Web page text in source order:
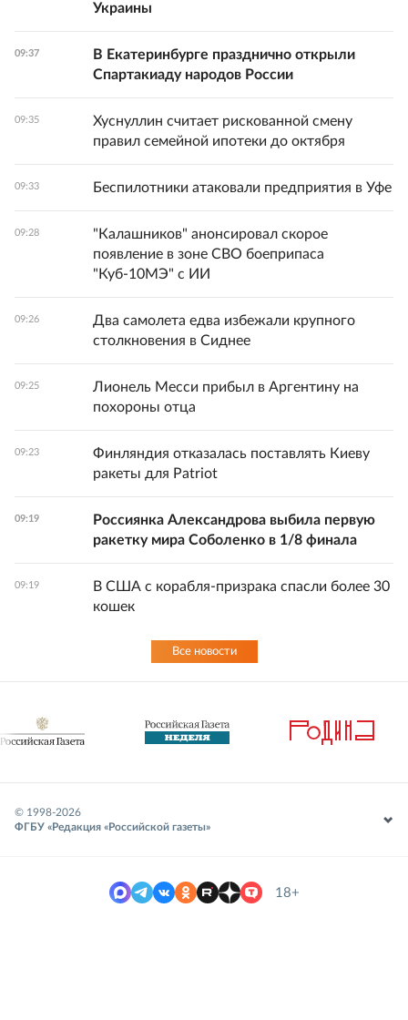
Украины
09:37
В Екатеринбурге празднично открыли
Спартакиаду народов России
09:35
Хуснуллин считает рискованной смену
правил семейной ипотеки до октября
09:33 Беспилотники атаковали предприятия в Уфе
09:28
"Калашников" анонсировал скорое
появление в зоне СВО боеприпаса
"Куб-10МЭ" с ИИ
09:26
Два самолета едва избежали крупного
столкновения в Сиднее
09:25
Лионель Месси прибыл в Аргентину на
похороны отца
09:23
Финляндия отказалась поставлять Киеву
ракеты для Patriot
09:19
Россиянка Александрова выбила первую
ракетку мира Соболенко в 1/8 финала
09:19
В США с корабля-призрака спасли более 30
кошек
Все новости
© 1998-2026
ФГБУ «Редакция «Российской газеты»
18+